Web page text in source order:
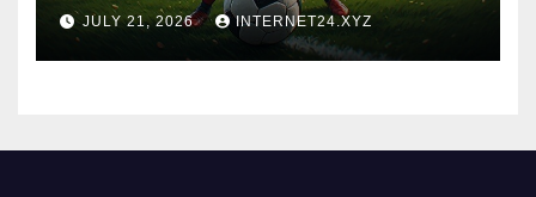
nieder
JULY 21, 2026 INTERNET24.XYZ